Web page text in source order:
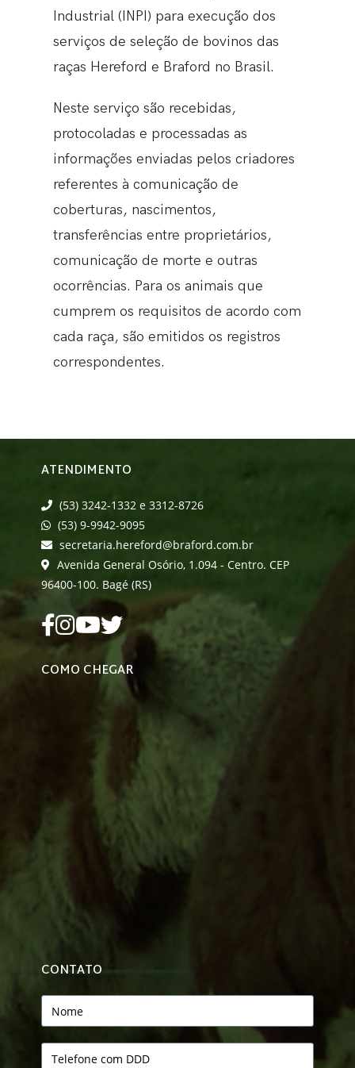
Industrial (INPI) para execução dos
serviços de seleção de bovinos das
raças Hereford e Braford no Brasil.
Neste serviço são recebidas,
protocoladas e processadas as
informações enviadas pelos criadores
referentes à comunicação de
coberturas, nascimentos,
transferências entre proprietários,
comunicação de morte e outras
ocorrências. Para os animais que
cumprem os requisitos de acordo com
cada raça, são emitidos os registros
correspondentes.
ATENDIMENTO
(53) 3242-1332 e 3312-8726
(53) 9-9942-9095
secretaria.hereford@braford.com.br
Avenida General Osório, 1.094 - Centro. CEP
96400-100. Bagé (RS)
COMO CHEGAR
CONTATO